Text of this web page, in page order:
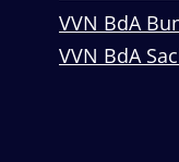
VVN BdA
VVN BdA